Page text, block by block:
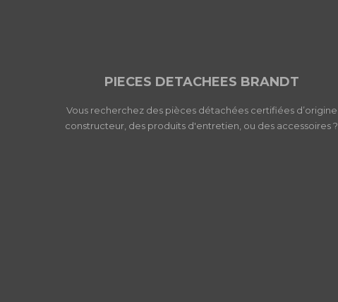
PIECES DETACHEES BRANDT
Vous recherchez des pièces détachées certifiées d’origine
constructeur, des produits d'entretien, ou des accessoires ?